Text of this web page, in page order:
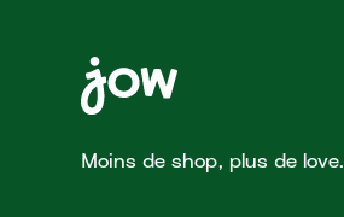
Moins de shop, plus de love.